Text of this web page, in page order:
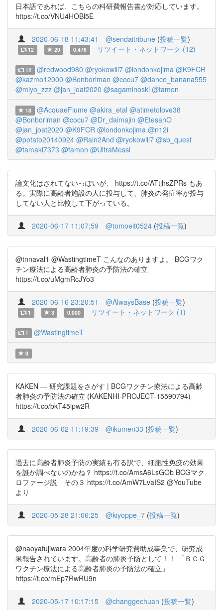
日本語であれば、こちらの科研費報告書が対応しています。
https://t.co/VNU4HOBl5E
2020-06-18 11:43:41 @sendaitribune (投稿一覧)
12 20 0.476 リツイート・ネットワーク (12)
12 @redwood980 @ryokowill7 @londonkojima @K9FCR
@kazmo12000 @Bonboriman @cocu7 @dance_banana555
@miyo_zzz @jan_joat2020 @sagaminoski @tamon
18 @AcquaeFiume @akira_etal @atimetolove38
@Bonboriman @cocu7 @Dr_daimajin @EtesanO
@jan_joat2020 @K9FCR @londonkojima @n12i
@potato20140924 @Rain2And @ryokowill7 @sb_quest
@tamaki7373 @tamon @UltraMessi
論文化はされてないっぽいが、 https://t.co/ATtjhsZPRs もあ
る。実際に高齢者施設の人に投与して、肺炎の発症率が投与
してない人と比較して下がっている。
2020-06-17 11:07:59 @tomoeit0524 (投稿一覧)
@tnnaval1 @WastingtimeT こんなのありますよ。 BCGワク
チン療法による高齢者肺炎の予防法の確立
https://t.co/uMgmRcJYo3
2020-06-16 23:20:51 @AlwaysBase (投稿一覧)
1 3 0.000 リツイート・ネットワーク (1)
1 @WastingtimeT
0
KAKEN — 研究課題をさがす | BCGワクチン療法による高齢
者肺炎の予防法の確立 (KAKENHI-PROJECT-15590794)
https://t.co/bkT45ipw2R
2020-06-02 11:19:39 @ikumen33 (投稿一覧)
過去に高齢者肺炎予防の実績も有る訳で、細胞性免疫の効果
を誰か調べないのかね？ https://t.co/AmsA6LsGOb BCGマク
ロファージ説 その３ https://t.co/AmW7LvaIS2 @YouTube
より
2020-05-28 21:06:25 @kiyoppe_7 (投稿一覧)
@naoyafujiwara 2004年度の科学研究費助成事業で、研究成
果報告されています。高齢者の肺炎予防として！！ 「ＢＣＧ
ワクチン療法による高齢者肺炎の予防法の確立」
https://t.co/mEp7RwRU9n
2020-05-17 10:17:15 @changgechuan (投稿一覧)